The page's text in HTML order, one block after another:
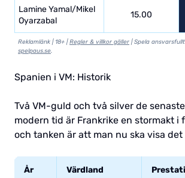
Lamine Yamal/Mikel
Oyarzabal
15.00
Reklamlänk | 18+ |Regler & villkor gäller | Spela
spelpaus.se.
Spanien i VM: Historik
Två VM-guld och två silver de
modern tid är Frankrike en stormakt i
och tanken är att man nu ska visa
År Värdland